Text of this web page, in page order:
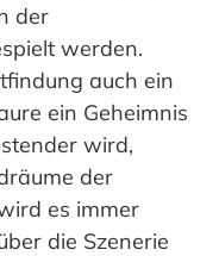
der
werden.
auch ein
ein Geheimnis
wird,
der
es immer
die Szenerie